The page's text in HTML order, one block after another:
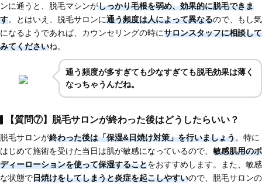
ンに通うと、脱毛マシンがしっかり毛根を弱め、効果的に脱毛できま
す。とはいえ、脱毛サロンに通う頻度は人によって異なるので、もし気
になるようであれば、カウンセリングの時にサロンスタッフに相談して
みてくださいね。
通う頻度が多すぎても少なすぎても脱毛効果は薄く
なっちゃうんだね。
【質問⑦】脱毛サロンが終わった後はどうしたらいい？
脱毛サロンが終わった後は「保湿&日焼け対策」を行いましょう。特に
はじめて施術を受けた当日は肌が敏感になっているので、 敏感肌用のボ
ディーローションを使って保湿することをおすすめします。また、敏感
な状態で日焼けをしてしまうと炎症を起こしやすいので、脱毛サロンの